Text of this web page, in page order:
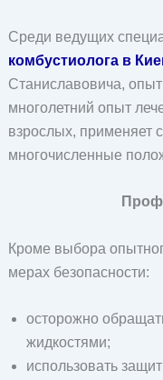
Среди ведущих
комбустиолога в
Станиславовича,
многолетний опыт
взрослых, применяет
многочисленные
Кроме выбора
мерах безопасности:
осторожно
жидкостями;
использовать